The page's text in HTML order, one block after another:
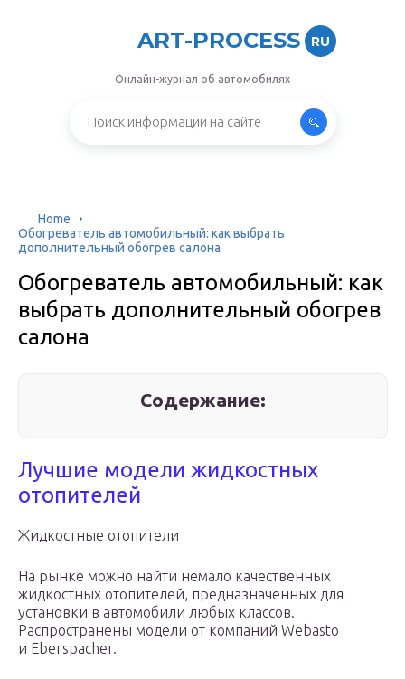
ART-PROCESS RU
Онлайн-журнал об автомобилях
Home
Обогреватель автомобильный: как выбрать
дополнительный обогрев салона
Обогреватель автомобильный: как
выбрать дополнительный обогрев
салона
Содержание:
Лучшие модели жидкостных
отопителей
Жидкостные отопители
На рынке можно найти немало качественных
жидкостных отопителей, предназначенных для
установки в автомобили любых классов.
Распространены модели от компаний Webasto
и Eberspacher.